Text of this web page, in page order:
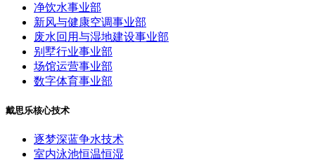
净饮水事业部
新风与健康空调事业部
废水回用与湿地建设事业部
别墅行业事业部
场馆运营事业部
数字体育事业部
戴思乐核心技术
逐梦深蓝争水技术
室内泳池恒温恒湿